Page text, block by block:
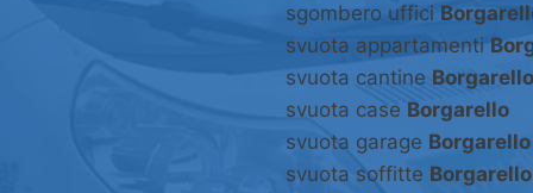
sgombero uffici
svuota appartamenti
svuota cantine Borgarello
svuota case Borgarello
svuota garage Borgarello
svuota soffitte Borgarello